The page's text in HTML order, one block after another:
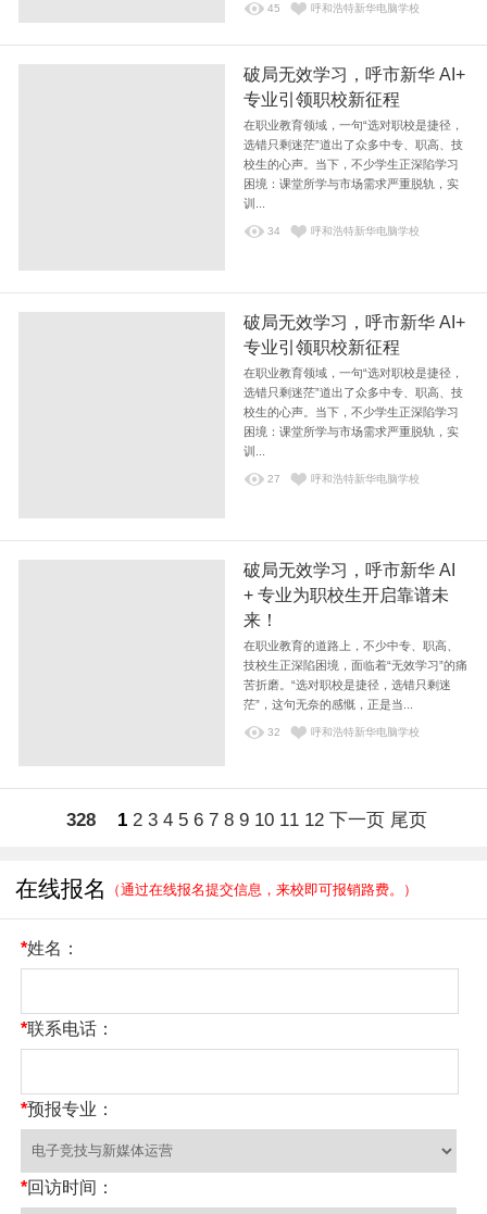
45 呼和浩特新华电脑学校
破局无效学习，呼市新华 AI+
专业引领职校新征程
在职业教育领域，一句“选对职校是捷径，
选错只剩迷茫”道出了众多中专、职高、技
校生的心声。当下，不少学生正深陷学习
困境：课堂所学与市场需求严重脱轨，实
训...
34 呼和浩特新华电脑学校
破局无效学习，呼市新华 AI+
专业引领职校新征程
在职业教育领域，一句“选对职校是捷径，
选错只剩迷茫”道出了众多中专、职高、技
校生的心声。当下，不少学生正深陷学习
困境：课堂所学与市场需求严重脱轨，实
训...
27 呼和浩特新华电脑学校
破局无效学习，呼市新华 AI
+ 专业为职校生开启靠谱未
来！
在职业教育的道路上，不少中专、职高、
技校生正深陷困境，面临着“无效学习”的痛
苦折磨。“选对职校是捷径，选错只剩迷
茫”，这句无奈的感慨，正是当...
32 呼和浩特新华电脑学校
328 1 2 3 4 5 6 7 8 9 10 11 12 下一页 尾页
在线报名 （通过在线报名提交信息，来校即可报销路费。）
*姓名：
*联系电话：
*预报专业：
*回访时间：